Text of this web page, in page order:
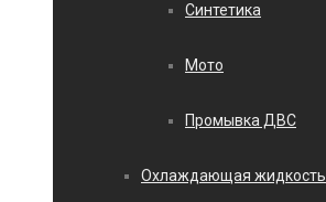
Синтетика
Мото
Промывка ДВС
Охлаждающая жидкость